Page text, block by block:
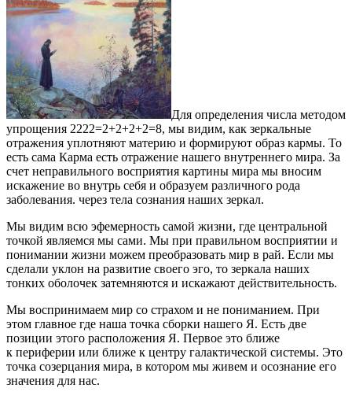
Для определения числа методом
упрощения 2222=2+2+2+2=8, мы видим, как зеркальные
отражения уплотняют материю и формируют образ кармы. То
есть сама Карма есть отражение нашего внутреннего мира. За
счет неправильного восприятия картины мира мы вносим
искажение во внутрь себя и образуем различного рода
заболевания. через тела сознания наших зеркал.
Мы видим всю эфемерность самой жизни, где центральной
точкой являемся мы сами. Мы при правильном восприятии и
понимании жизни можем преобразовать мир в рай. Если мы
сделали уклон на развитие своего эго, то зеркала наших
тонких оболочек затемняются и искажают действительность.
Мы воспринимаем мир со страхом и не пониманием. При
этом главное где наша точка сборки нашего Я. Есть две
позиции этого расположения Я. Первое это ближе
к периферии или ближе к центру галактической системы. Это
точка созерцания мира, в котором мы живем и осознание его
значения для нас.